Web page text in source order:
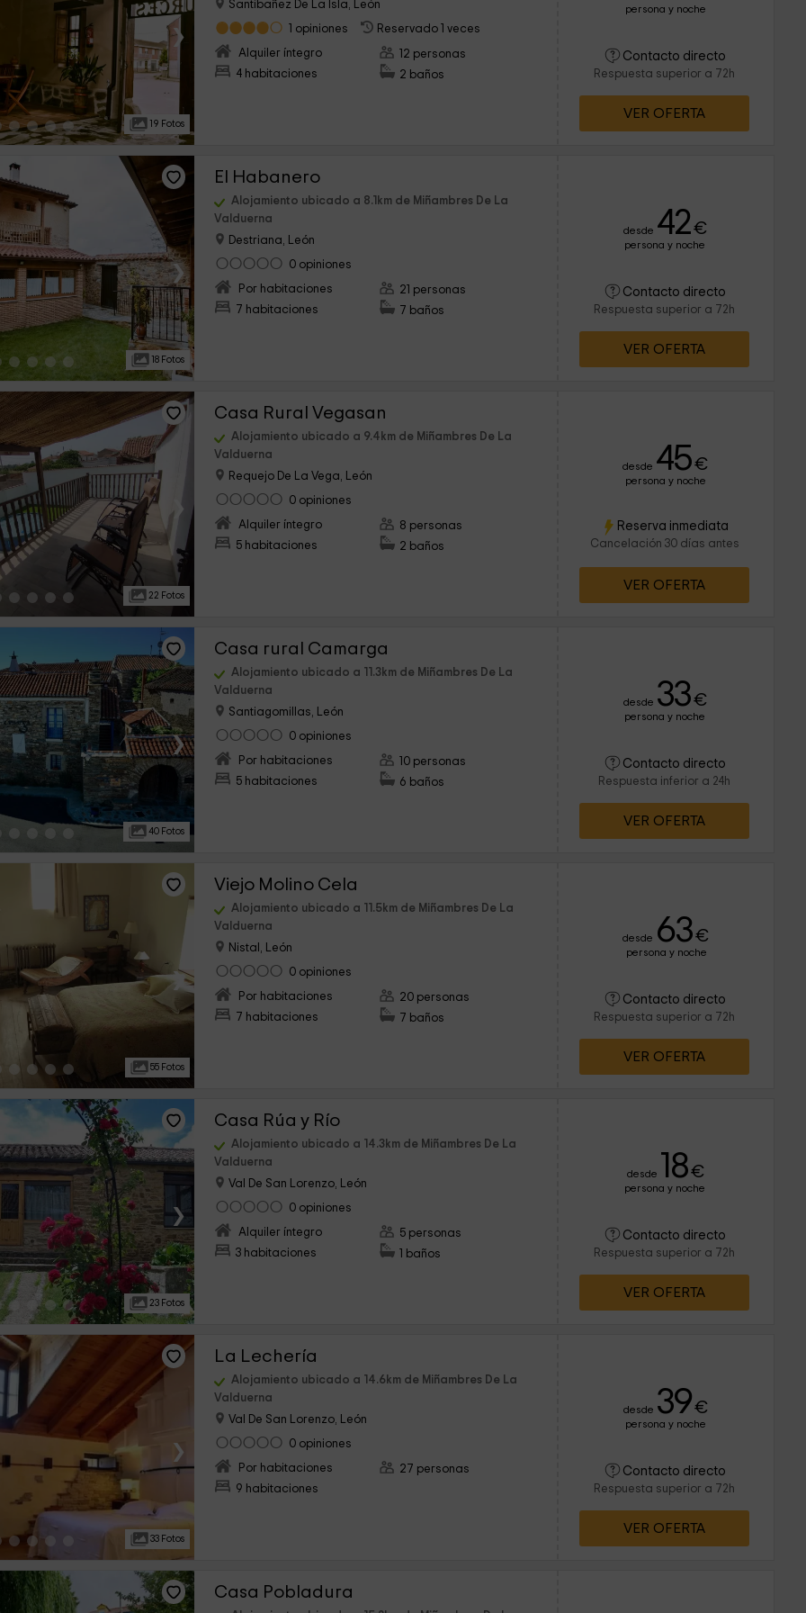
›
19 Fotos
Santibañez De La Isla, León
1 opiniones
Reservado 1 veces
Alquiler íntegro
4 habitaciones
12 personas
2 baños
persona y noche
Contacto directo
Respuesta superior a 72h
VER OFERTA
›
18 Fotos
El Habanero
Alojamiento ubicado a 8.1km de Miñambres De La
Valduerna
Destriana, León
0 opiniones
Por habitaciones
7 habitaciones
21 personas
7 baños
desde 42€
persona y noche
Contacto directo
Respuesta superior a 72h
VER OFERTA
›
22 Fotos
Casa Rural Vegasan
Alojamiento ubicado a 9.4km de Miñambres De La
Valduerna
Requejo De La Vega, León
0 opiniones
Alquiler íntegro
5 habitaciones
8 personas
2 baños
desde 45€
persona y noche
Reserva inmediata
Cancelación 30 días antes
VER OFERTA
›
40 Fotos
Casa rural Camarga
Alojamiento ubicado a 11.3km de Miñambres De La
Valduerna
Santiagomillas, León
0 opiniones
Por habitaciones
5 habitaciones
10 personas
6 baños
desde 33€
persona y noche
Contacto directo
Respuesta inferior a 24h
VER OFERTA
›
55 Fotos
Viejo Molino Cela
Alojamiento ubicado a 11.5km de Miñambres De La
Valduerna
Nistal, León
0 opiniones
Por habitaciones
7 habitaciones
20 personas
7 baños
desde 63€
persona y noche
Contacto directo
Respuesta superior a 72h
VER OFERTA
›
23 Fotos
Casa Rúa y Río
Alojamiento ubicado a 14.3km de Miñambres De La
Valduerna
Val De San Lorenzo, León
0 opiniones
Alquiler íntegro
3 habitaciones
5 personas
1 baños
desde 18€
persona y noche
Contacto directo
Respuesta superior a 72h
VER OFERTA
›
33 Fotos
La Lechería
Alojamiento ubicado a 14.6km de Miñambres De La
Valduerna
Val De San Lorenzo, León
0 opiniones
Por habitaciones
9 habitaciones
27 personas
desde 39€
persona y noche
Contacto directo
Respuesta superior a 72h
VER OFERTA
Casa Pobladura